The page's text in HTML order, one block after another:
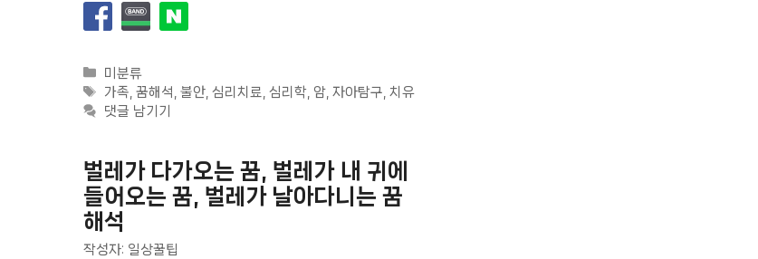
카
테
고
미분류
태
그
가족,꿈해석,불안,심리치료,심리학, 암,자아탐구,치유
댓글 남기기
벌레가 다가오는 꿈, 벌레가 내 귀에
들어오는 꿈, 벌레가 날아다니는 꿈
해석
작성자: 일상꿀팁